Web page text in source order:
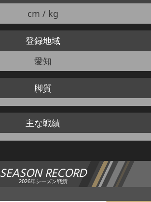
cm / kg
登録地域
愛知
脚質
主な戦績
SEASON RECORD
2026年シーズン戦績